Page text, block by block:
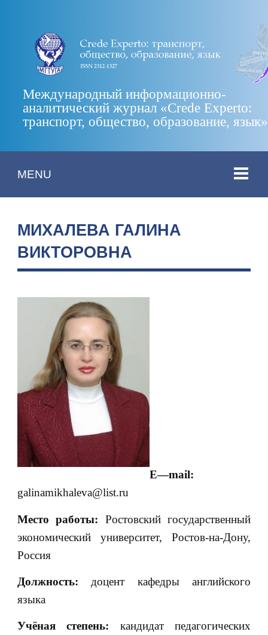
Международный информационно-
аналитический журнал «Crede Experto:
транспорт, общество, образование, язык»
MENU
МИХАЛЕВА ГАЛИНА
ВИКТОРОВНА
E—mail:
galinamikhaleva@list.ru
Место работы: Ростовский государственный
экономический университет, Ростов-на-Дону,
Россия
Должность: доцент кафедры английского
языка
Учёная степень: кандидат педагогических